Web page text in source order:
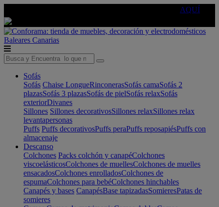
AQUÍ
Baleares Canarias
Sofás
Sofás Chaise LongueRinconerasSofás camaSofás 2
plazasSofás 3 plazasSofás de pielSofás relaxSofás
exteriorDivanes
Sillones Sillones decorativosSillones relaxSillones relax
levantapersonas
Puffs Puffs decorativosPuffs peraPuffs reposapiésPuffs con
almacenaje
Descanso
Colchones Packs colchón y canapéColchones
viscoelásticosColchones de muellesColchones de muelles
ensacadosColchones enrolladosColchones de
espumaColchones para bebéColchones hinchables
Canapés y bases CanapésBase tapizadasSomieresPatas de
somieres